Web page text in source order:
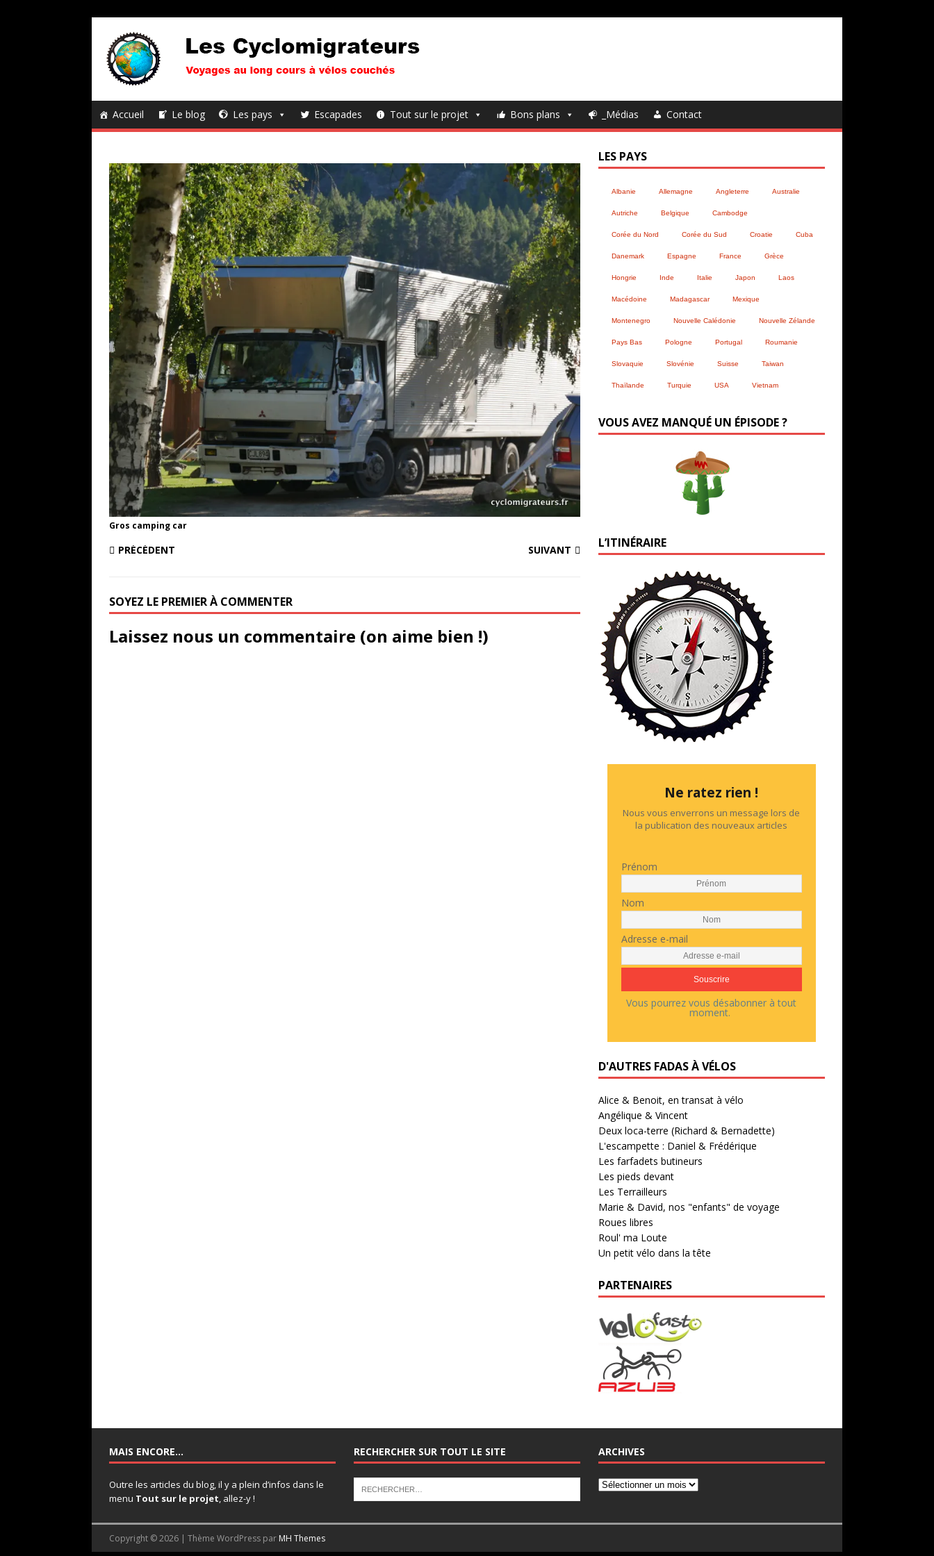
Accueil Le blog Les pays Escapades Tout sur le projet Bons plans _Médias Contact
Gros camping car
PRÉCÉDENT SUIVANT
SOYEZ LE PREMIER À COMMENTER
Laissez nous un commentaire (on aime bien !)
LES PAYS
Albanie Allemagne Angleterre Australie
Autriche Belgique Cambodge
Corée du Nord Corée du Sud Croatie Cuba
Danemark Espagne France Grèce
Hongrie Inde Italie Japon Laos
Macédoine Madagascar Mexique
Montenegro Nouvelle Calédonie Nouvelle Zélande
Pays Bas Pologne Portugal Roumanie
Slovaquie Slovénie Suisse Taiwan
Thaïlande Turquie USA Vietnam
VOUS AVEZ MANQUÉ UN ÉPISODE ?
L’ITINÉRAIRE
Ne ratez rien !
Nous vous enverrons un message lors de
la publication des nouveaux articles
Prénom
Nom
Adresse e-mail
Vous pourrez vous désabonner à tout
moment.
D'AUTRES FADAS À VÉLOS
Alice & Benoit, en transat à vélo
Angélique & Vincent
Deux loca-terre (Richard & Bernadette)
L'escampette : Daniel & Frédérique
Les farfadets butineurs
Les pieds devant
Les Terrailleurs
Marie & David, nos "enfants" de voyage
Roues libres
Roul' ma Loute
Un petit vélo dans la tête
PARTENAIRES
MAIS ENCORE…
Outre les articles du blog, il y a plein d’infos dans le
menu Tout sur le projet, allez-y !
RECHERCHER SUR TOUT LE SITE ARCHIVES
Copyright © 2026 | Thème WordPress par MH Themes